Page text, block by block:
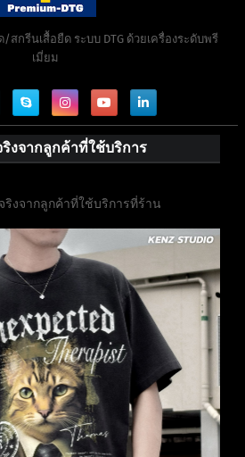
สกรีนเสื้อยืด ระบบ DTG ด้วยเครื่องระดับพรี
เมี่ยม
ริงจากลูกค้าที่ใช้บริการ
ริงจากลูกค้าที่ใช้บริการที่ร้าน